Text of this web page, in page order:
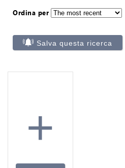
Ordina per
Salva questa ricerca
+